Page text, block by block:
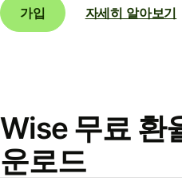
가입
자세히 알아보기
Wise 무료 환
운로드